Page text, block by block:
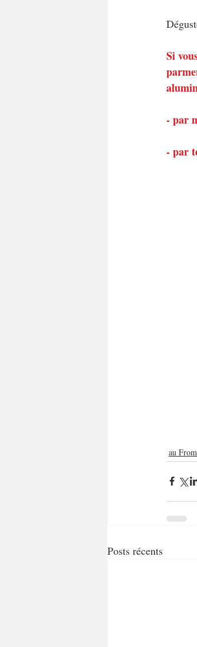
Si
- par
- par
au
Posts récents